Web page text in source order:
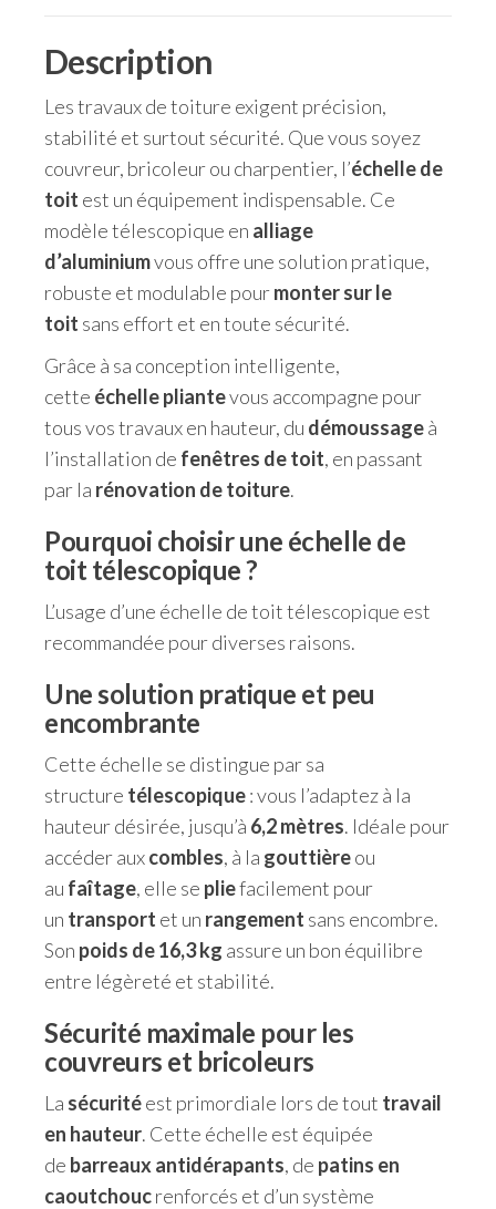
Description
Les travaux de toiture exigent précision,
stabilité et surtout sécurité. Que vous soyez
couvreur, bricoleur ou charpentier, l’échelle de
toit est un équipement indispensable. Ce
modèle télescopique en alliage
d’aluminiumvous offre une solution pratique,
robuste et modulable pourmonter sur le
toit sans effort et en toute sécurité.
Grâce à sa conception intelligente,
cette échelle pliantevous accompagne pour
tous vos travaux en hauteur, du démoussageà
l’installation de fenêtres de toit, en passant
par la rénovation de toiture.
Pourquoi choisir une échelle de
toit télescopique ?
L’usage d’une échelle de toit télescopique est
recommandée pour diverses raisons.
Une solution pratique et peu
encombrante
Cette échelle se distingue par sa
structure télescopique: vous l’adaptez à la
hauteur désirée, jusqu’à 6,2 mètres. Idéale pour
accéder auxcombles, à la gouttièreou
au faîtage, elle se pliefacilement pour
un transport et un rangement sans encombre.
Son poids de 16,3 kg assure un bon équilibre
entre légèreté et stabilité.
Sécurité maximale pour les
couvreurs et bricoleurs
La sécuritéest primordiale lors de tout travail
en hauteur. Cette échelle est équipée
de barreaux antidérapants, de patins en
caoutchoucrenforcés et d’un système